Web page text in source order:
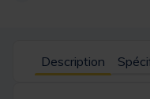
Description